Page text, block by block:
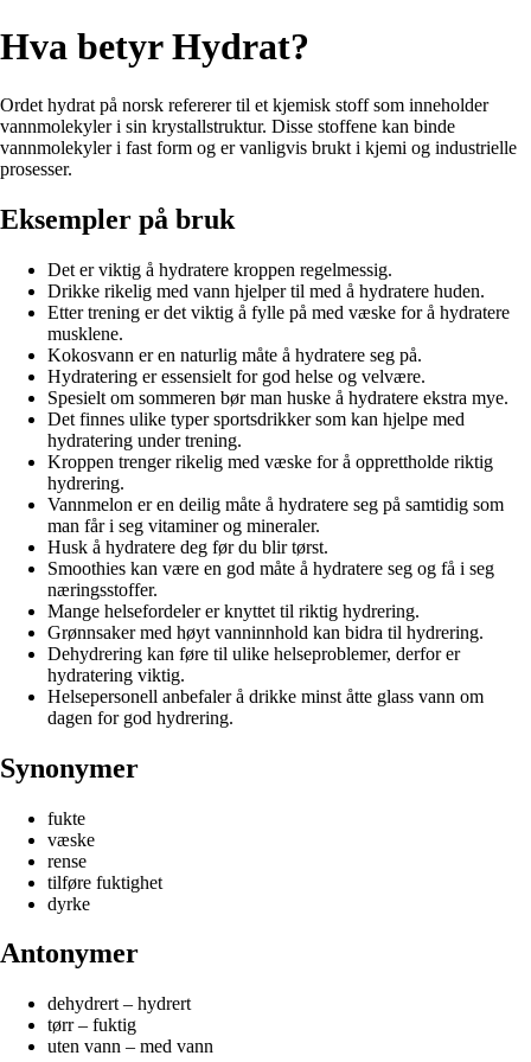
Hva betyr Hydrat?
Ordet hydrat på norsk refererer til et kjemisk stoff som inneholder
vannmolekyler i sin krystallstruktur. Disse stoffene kan binde
vannmolekyler i fast form og er vanligvis brukt i kjemi og industrielle
prosesser.
Eksempler på bruk
Det er viktig å hydratere kroppen regelmessig.
Drikke rikelig med vann hjelper til med å hydratere huden.
Etter trening er det viktig å fylle på med væske for å hydratere
musklene.
Kokosvann er en naturlig måte å hydratere seg på.
Hydratering er essensielt for god helse og velvære.
Spesielt om sommeren bør man huske å hydratere ekstra mye.
Det finnes ulike typer sportsdrikker som kan hjelpe med
hydratering under trening.
Kroppen trenger rikelig med væske for å opprettholde riktig
hydrering.
Vannmelon er en deilig måte å hydratere seg på samtidig som
man får i seg vitaminer og mineraler.
Husk å hydratere deg før du blir tørst.
Smoothies kan være en god måte å hydratere seg og få i seg
næringsstoffer.
Mange helsefordeler er knyttet til riktig hydrering.
Grønnsaker med høyt vanninnhold kan bidra til hydrering.
Dehydrering kan føre til ulike helseproblemer, derfor er
hydratering viktig.
Helsepersonell anbefaler å drikke minst åtte glass vann om
dagen for god hydrering.
Synonymer
fukte
væske
rense
tilføre fuktighet
dyrke
Antonymer
dehydrert – hydrert
tørr – fuktig
uten vann – med vann